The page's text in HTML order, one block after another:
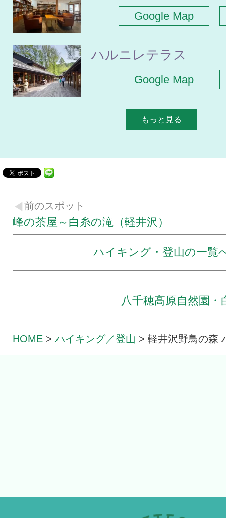
Google Map
ハルニレテラス
Google Map
もっと見る
前のスポット
峰の茶屋～白糸の滝（軽井沢）
ハイキング・登山の一覧
八千穂高原自然園・
HOME >ハイキング／登山 >軽井沢野鳥の森